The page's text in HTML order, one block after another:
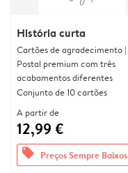
História curta
Cartões de agradecimento |
Postal premium com três
acabamentos diferentes
Conjunto de 10 cartões
A partir de
12,99 €
offers Preços Sempre Baixos